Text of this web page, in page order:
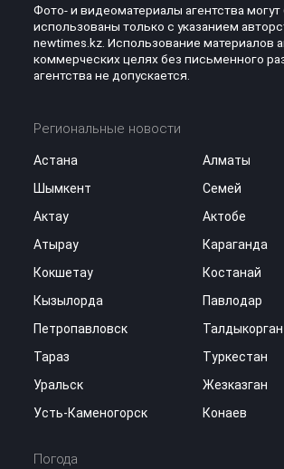
Фото- и видеоматериалы агентства могут
использованы только с указанием
newtimes.kz. Использование материалов
коммерческих целях без письменного
агентства не допускается.
Региональные новости
Астана
Алматы
Шымкент
Семей
Актау
Актобе
Атырау
Караганда
Кокшетау
Костанай
Кызылорда
Павлодар
Петропавловск
Талдыкорган
Тараз
Туркестан
Уральск
Жезказган
Усть-Каменогорск
Конаев
Погода